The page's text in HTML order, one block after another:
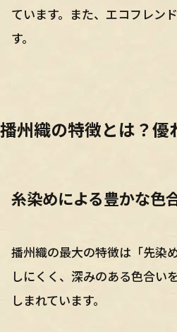
ています。また、エコフレン
す。
播州織の特徴とは？優
糸染めによる豊かな色
播州織の最大の特徴は「先染
しにくく、深みのある色合い
しまれています。